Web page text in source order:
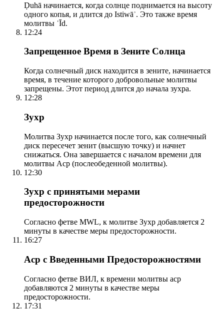
Ḍuhā начинается, когда солнце поднимается на высоту
одного копья, и длится до Istiwāʾ. Это также время
молитвы ʿĪd.
12:24
Запрещенное Время в Зените Солнца
Когда солнечный диск находится в зените, начинается
время, в течение которого добровольные молитвы
запрещены. Этот период длится до начала зухра.
12:28
Зухр
Молитва Зухр начинается после того, как солнечный
диск пересечет зенит (высшую точку) и начнет
снижаться. Она завершается с началом времени для
молитвы Аср (послеобеденной молитвы).
12:30
Зухр с принятыми мерами
предосторожности
Согласно фетве MWL, к молитве Зухр добавляется 2
минуты в качестве меры предосторожности.
16:27
Аср с Введенными Предосторожностями
Согласно фетве ВИЛ, к времени молитвы аср
добавляются 2 минуты в качестве меры
предосторожности.
17:31